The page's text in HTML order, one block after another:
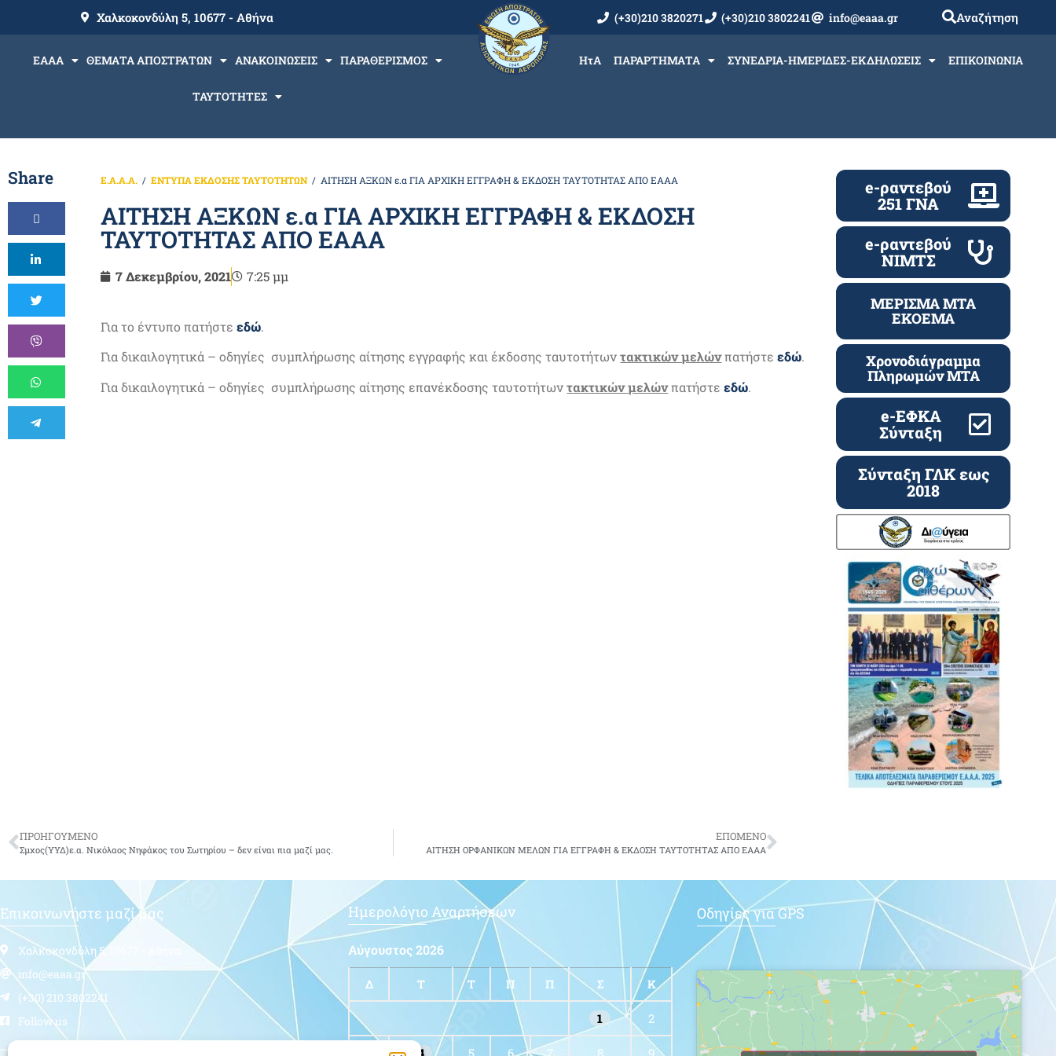
Χαλκοκονδύλη 5, 10677 - Αθήνα (+30)210 3820271 (+30)210 3802241 info@eaaa.gr Αναζήτηση
ΕΑΑΑ ΘΕΜΑΤΑ ΑΠΟΣΤΡΑΤΩΝ ΑΝΑΚΟΙΝΩΣΕΙΣ ΠΑΡΑΘΕΡΙΣΜΟΣ
ΤΑΥΤΟΤΗΤΕΣ
ΗτΑ ΠΑΡΑΡΤΗΜΑΤΑ ΣΥΝΕΔΡΙΑ-ΗΜΕΡΙΔΕΣ-ΕΚΔΗΛΩΣΕΙΣ ΕΠΙΚΟΙΝΩΝΙΑ
Share Ε.Α.Α.Α. ΕΝΤΥΠΑ ΕΚΔΟΣΗΣ ΤΑΥΤΟΤΗΤΩΝ ΑΙΤΗΣΗ ΑΞΚΩΝ ε.α ΓΙΑ ΑΡΧΙΚΗ ΕΓΓΡΑΦΗ & ΕΚΔΟΣΗ ΤΑΥΤΟΤΗΤΑΣ ΑΠΟ ΕΑΑΑ
ΑΙΤΗΣΗ ΑΞΚΩΝ ε.α ΓΙΑ ΑΡΧΙΚΗ ΕΓΓΡΑΦΗ & ΕΚΔΟΣΗ
ΤΑΥΤΟΤΗΤΑΣ ΑΠΟ ΕΑΑΑ
7 Δεκεμβρίου, 2021 7:25 μμ
Για το έντυπο πατήστεεδώ.
Για δικαιλογητικά – οδηγίες συμπλήρωσης αίτησης εγγραφής και έκδοσης ταυτοτήτωντακτικών μελώνπατήστεεδώ.
Για δικαιλογητικά – οδηγίες συμπλήρωσης αίτησης επανέκδοσης ταυτοτήτωντακτικών μελώνπατήστεεδώ.
e-ραντεβού
251 ΓΝΑ
e-ραντεβού
ΝΙΜΤΣ
ΜΕΡΙΣΜΑ ΜΤΑ
ΕΚΟΕΜΑ
Χρονοδιάγραμμα
Πληρωμών ΜΤΑ
e-ΕΦΚΑ
Σύνταξη
Σύνταξη ΓΛΚ εως
2018
ΠΡΟΗΓΟΥΜΕΝΟ
Σμχος(ΥΥΔ)ε.α. Νικόλαος Νηφάκος του Σωτηρίου – δεν είναι πια μαζί μας.
ΕΠΟΜΕΝΟ
ΑΙΤΗΣΗ ΟΡΦΑΝΙΚΩΝ ΜΕΛΩΝ ΓΙΑ ΕΓΓΡΑΦΗ & ΕΚΔΟΣΗ ΤΑΥΤΟΤΗΤΑΣ ΑΠΟ ΕΑΑΑ
Επικοινωνήστε μαζί μας
Χαλκοκονδύλη 5, 10677 - Αθήνα
info@eaaa.gr
(+30) 210.3802241
Follow us
Ημερολόγιο Αναρτήσεων
Αύγουστος 2026
Δ Τ Τ Π Π Σ Κ
1 2
4 5 6 7 8 9
Οδηγίες για GPS